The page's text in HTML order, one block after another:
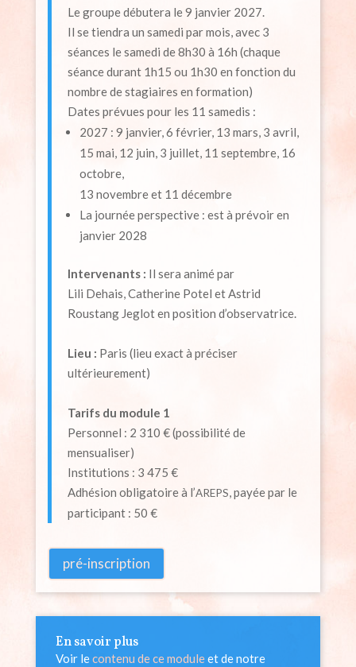
Le groupe débutera le 9 janvier 2027.
Il se tiendra un samedi par mois, avec 3
séances le samedi de 8h30 à 16h (chaque
séance durant 1h15 ou 1h30 en fonction du
nombre de stagiaires en formation)
Dates prévues pour les 11 samedis :
2027 : 9 janvier, 6 février, 13 mars, 3 avril,
15 mai, 12 juin, 3 juillet, 11 septembre, 16
octobre,
13 novembre et 11 décembre
La journée perspective : est à prévoir en
janvier 2028
Intervenants : Il sera animé par
Lili Dehais, Catherine Potel et Astrid
Roustang Jeglot en position d’observatrice.
Lieu : Paris (lieu exact à préciser
ultérieurement)
Tarifs du module 1
Personnel : 2 310 € (possibilité de
mensualiser)
Institutions : 3 475 €
Adhésion obligatoire à l’AREPS, payée par le
participant : 50 €
pré-inscription
En savoir plus
Voir lecontenu de ce moduleet de notre